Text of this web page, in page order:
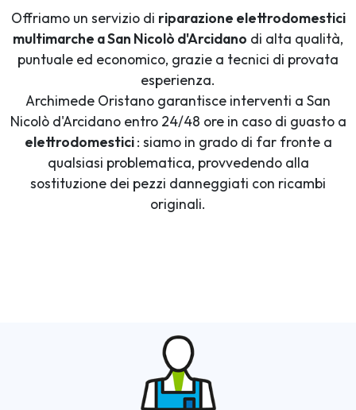
Offriamo un servizio di riparazione elettrodomestici
multimarche a San Nicolò d'Arcidano di alta qualità,
puntuale ed economico, grazie a tecnici di provata
esperienza.
Archimede Oristano garantisce interventi a San
Nicolò d'Arcidano entro 24/48 ore in caso di guasto a
elettrodomestici: siamo in grado di far fronte a
qualsiasi problematica, provvedendo alla
sostituzione dei pezzi danneggiati con ricambi
originali.